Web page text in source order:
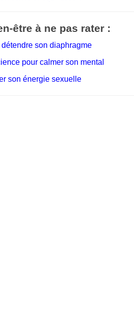
être à ne pas rater :
son diaphragme
pour calmer son mental
son énergie sexuelle